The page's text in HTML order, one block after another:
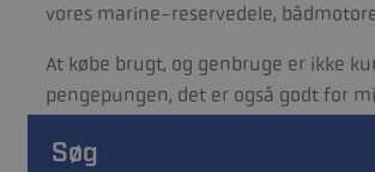
vores marine-reservedele,
At købe brugt, og genbruge er ikke
pengepungen, det er også godt for
Søg